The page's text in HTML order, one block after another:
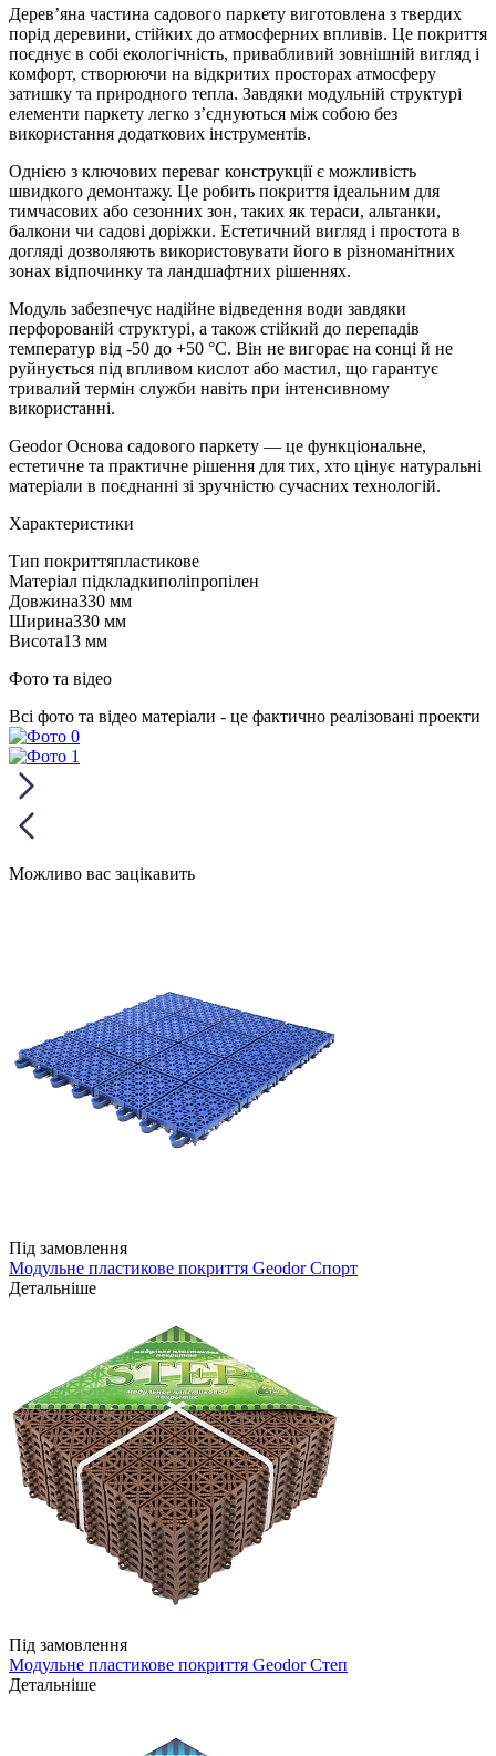
Дерев’яна частина садового паркету виготовлена з твердих
порід деревини, стійких до атмосферних впливів. Це покриття
поєднує в собі екологічність, привабливий зовнішній вигляд і
комфорт, створюючи на відкритих просторах атмосферу
затишку та природного тепла. Завдяки модульній структурі
елементи паркету легко з’єднуються між собою без
використання додаткових інструментів.
Однією з ключових переваг конструкції є можливість
швидкого демонтажу. Це робить покриття ідеальним для
тимчасових або сезонних зон, таких як тераси, альтанки,
балкони чи садові доріжки. Естетичний вигляд і простота в
догляді дозволяють використовувати його в різноманітних
зонах відпочинку та ландшафтних рішеннях.
Модуль забезпечує надійне відведення води завдяки
перфорованій структурі, а також стійкий до перепадів
температур від -50 до +50 °C. Він не вигорає на сонці й не
руйнується під впливом кислот або мастил, що гарантує
тривалий термін служби навіть при інтенсивному
використанні.
Geodor Основа садового паркету — це функціональне,
естетичне та практичне рішення для тих, хто цінує натуральні
матеріали в поєднанні зі зручністю сучасних технологій.
Характеристики
Тип покриттяпластикове
Матеріал підкладкиполіпропілен
Довжина330 мм
Ширина330 мм
Висота13 мм
Фото та відео
Всі фото та відео матеріали - це фактично реалізовані проекти
Можливо вас зацікавить
Під замовлення
Модульне пластикове покриття Geodor Спорт
Детальніше
Під замовлення
Модульне пластикове покриття Geodor Степ
Детальніше